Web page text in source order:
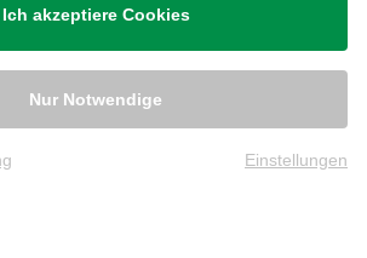
Ich akzeptiere Cookies
Nur Notwendige
Einstellungen